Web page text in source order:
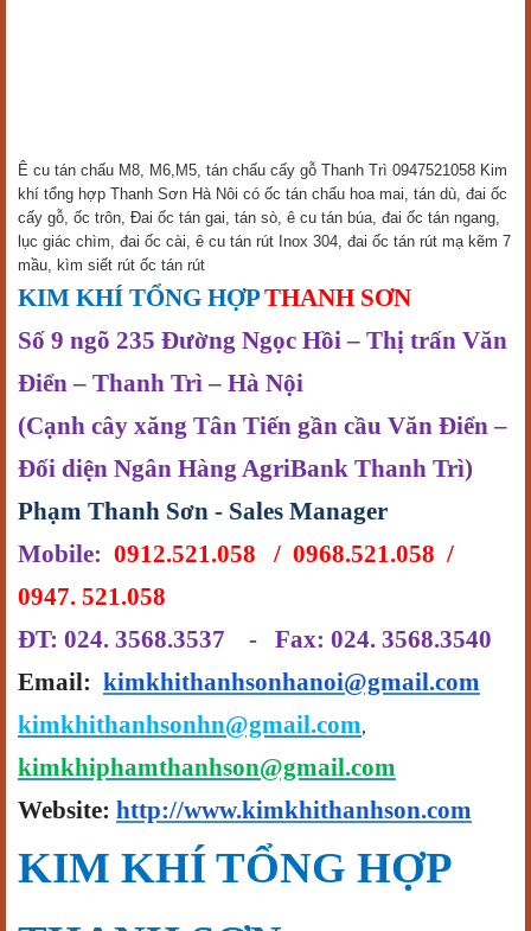
Ê cu tán chấu M8, M6,M5, tán chấu cấy gỗ Thanh Trì 0947521058 Kim
khí tổng hợp Thanh Sơn Hà Nôi có ốc tán chấu hoa mai, tán dù, đai ốc
cấy gỗ, ốc trôn, Đai ốc tán gai, tán sò, ê cu tán búa, đai ốc tán ngang,
lục giác chìm, đai ốc cài, ê cu tán rút Inox 304, đai ốc tán rút mạ kẽm 7
mầu, kìm siết rút ốc tán rút
KIM KHÍ TỔNG HỢPTHANH SƠN
Số 9 ngõ 235 Đường Ngọc Hồi – Thị trấn Văn
Điển – Thanh Trì – Hà Nội
(Cạnh cây xăng Tân Tiến gần cầu Văn Điển –
Đối diện Ngân Hàng AgriBank Thanh Trì)
Phạm Thanh Sơn - Sales Manager
Mobile: 0912.521.058 / 0968.521.058 /
0947. 521.058
ĐT: 024. 3568.3537 - Fax: 024. 3568.3540
Email: kimkhithanhsonhanoi@gmail.com
kimkhithanhsonhn@gmail.com,
kimkhiphamthanhson@gmail.com
Website: http://www.kimkhithanhson.com
KIM KHÍ TỔNG HỢP